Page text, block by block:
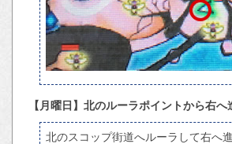
【月曜日】北のルーラポイントから右
北のスコップ街道へルーラして右へ